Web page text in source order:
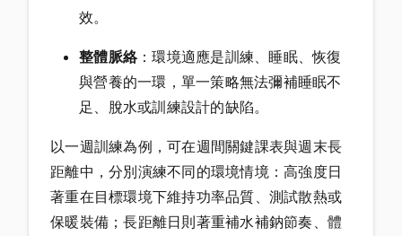
效。
整體脈絡：環境適應是訓練、睡眠、恢復
與營養的一環，單一策略無法彌補睡眠不
足、脫水或訓練設計的缺陷。
以一週訓練為例，可在週間關鍵課表與週末長
距離中，分別演練不同的環境情境：高強度日
著重在目標環境下維持功率品質、測試散熱或
保暖裝備；長距離日則著重補水補鈉節奏、體